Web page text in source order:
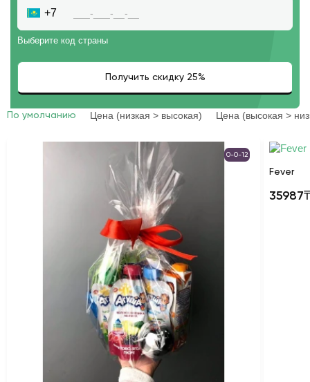
+7
Выберите код страны
По умолчанию Цена (низкая > высокая) Цена (высокая >
0-0-12
Fever
35987₸